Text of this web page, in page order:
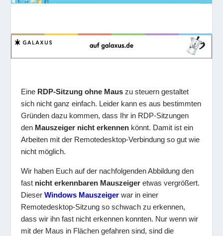
Eine RDP-Sitzung ohne Maus zu steuern gestaltet
sich nicht ganz einfach. Leider kann es aus bestimmten
Gründen dazu kommen, dass Ihr in RDP-Sitzungen
den Mauszeiger nicht erkennen könnt. Damit ist ein
Arbeiten mit der Remotedesktop-Verbindung so gut wie
nicht möglich.
Wir haben Euch auf der nachfolgenden Abbildung den
fast nicht erkennbaren Mauszeiger etwas vergrößert.
DieserWindows Mauszeiger war in einer
Remotedesktop-Sitzung so schwach zu erkennen,
dass wir ihn fast nicht erkennen konnten. Nur wenn wir
mit der Maus in Flächen gefahren sind, sind die